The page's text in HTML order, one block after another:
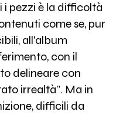
i pezzi è la difficoltà
come se, pur
all'album
con il
delineare con
irrealtà”. Ma in
difficili da